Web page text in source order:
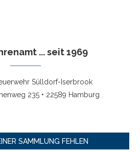
... seit 1969
Sülldorf-Iserbrook
235 • 22589 Hamburg
SAMMLUNG FEHLEN